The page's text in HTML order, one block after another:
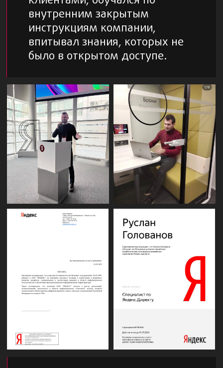
3+
Средний цикл сотрудничества с клиентами.
Мы всегда нацелены на долгосрочное
помочь проекту - не беремся
66321+
Суммарно получили наши клиенты за весь
период сотрудничества с нами
8+
Имеем успешный опыт работы с большими
бюджетами. ROI +280%
Успешно продвигали проекты в РФ, Беларуси,
Турции, ОАЭ, Чехии, Казахстане, США
23+
Имеем прикладной опыт работы в
различных нишах: строительство, медицина,
года
заявок